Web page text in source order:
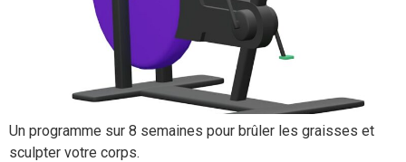
Un programme sur 8 semaines pour brûler les graisses et
sculpter votre corps.